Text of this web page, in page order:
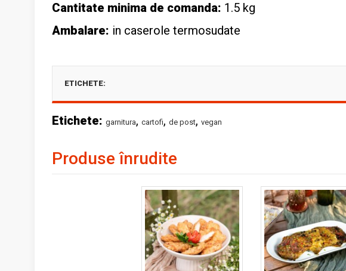
Cantitate minima de comanda: 1.5 kg
Ambalare: in caserole termosudate
ETICHETE:
Etichete: garnitura, cartofi, de post, vegan
Produse înrudite